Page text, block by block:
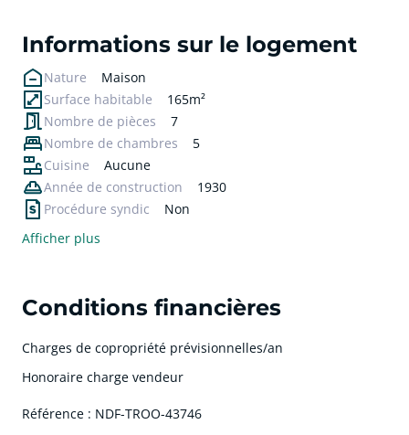
Informations sur le logement
Nature
Maison
Surface habitable
165m²
Nombre de pièces
7
Nombre de chambres
5
Cuisine
Aucune
Année de construction
1930
Procédure syndic
Non
Afficher plus
Conditions financières
Charges de copropriété prévisionnelles/an
Honoraire charge vendeur
Référence : NDF-TROO-43746